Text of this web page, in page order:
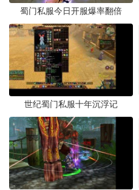
蜀门私服今日开服爆率翻倍
世纪蜀门私服十年沉浮记